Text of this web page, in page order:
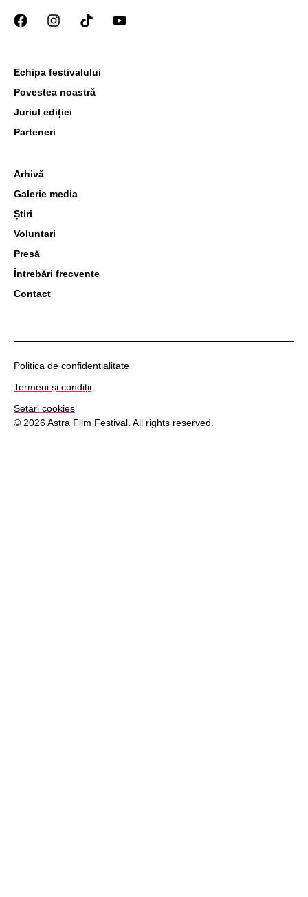
Arhivă
Galerie media
Știri
Voluntari
Presă
Întrebări frecvente
Contact
Echipa festivalului
Povestea noastră
Juriul ediției
Parteneri
Politica de confidențialitate
Termeni și condiții
Setări cookies
© 2026 Astra Film Festival. All rights reserved.